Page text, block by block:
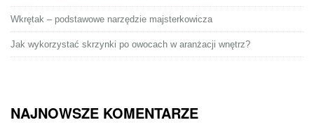
Wkrętak – podstawowe narzędzie majsterkowicza
Jak wykorzystać skrzynki po owocach w aranżacji wnętrz?
NAJNOWSZE KOMENTARZE